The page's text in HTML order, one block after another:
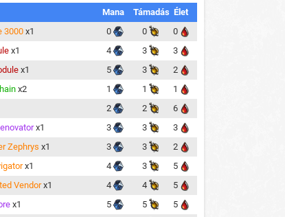
Mana Támadás Élet
3000x1 0 0
0
x1 4 3
3
x1 5 3
2
x2 1 1
1
2 2
6
x1 3 3
3
Zephrys x1 3 3
2
x1 4 3
5
Vendorx1 4 4
5
x1 5 5
5